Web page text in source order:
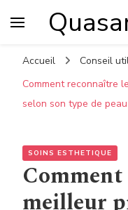
Accueil Conseil
Comment reconnaître
selon son type de
SOINS ESTHETIQUE
meilleur